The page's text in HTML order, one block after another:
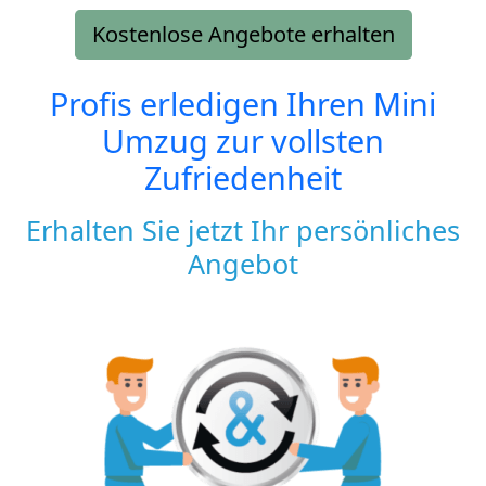
Kostenlose Angebote erhalten
Profis erledigen Ihren Mini
Umzug zur vollsten
Zufriedenheit
Erhalten Sie jetzt Ihr persönliches
Angebot